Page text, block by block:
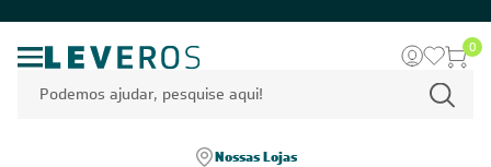
0
Nossas Lojas